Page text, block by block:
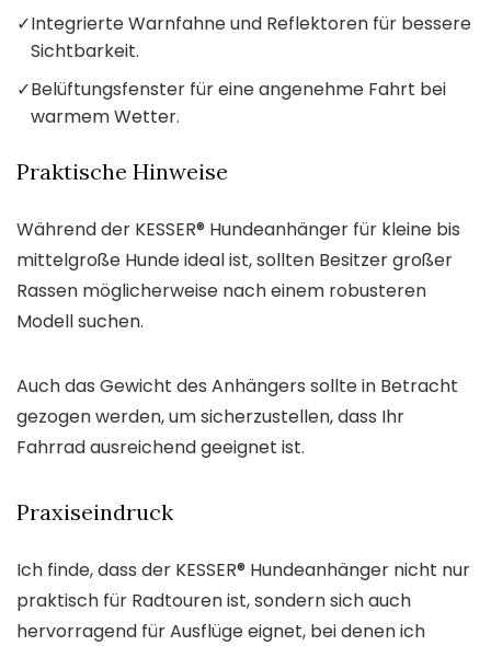
✓Integrierte Warnfahne und Reflektoren für bessere
Sichtbarkeit.
✓Belüftungsfenster für eine angenehme Fahrt bei
warmem Wetter.
Praktische Hinweise
Während der KESSER® Hundeanhänger für kleine bis
mittelgroße Hunde ideal ist, sollten Besitzer großer
Rassen möglicherweise nach einem robusteren
Modell suchen.
Auch das Gewicht des Anhängers sollte in Betracht
gezogen werden, um sicherzustellen, dass Ihr
Fahrrad ausreichend geeignet ist.
Praxiseindruck
Ich finde, dass der KESSER® Hundeanhänger nicht nur
praktisch für Radtouren ist, sondern sich auch
hervorragend für Ausflüge eignet, bei denen ich